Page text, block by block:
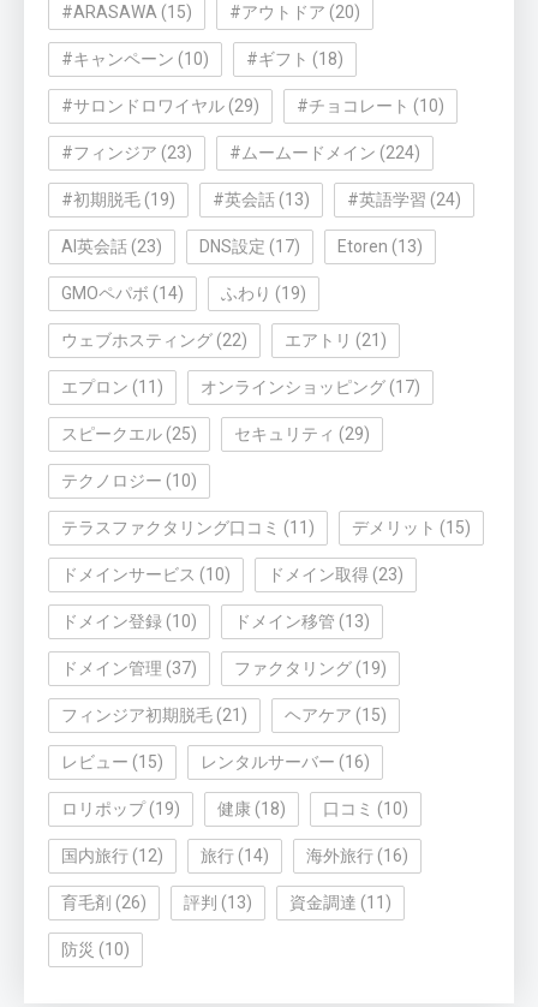
#ARASAWA (15) #アウトドア (20)
#キャンペーン (10) #ギフト (18)
#サロンドロワイヤル (29) #チョコレート (10)
#フィンジア (23) #ムームードメイン (224)
#初期脱毛 (19) #英会話 (13) #英語学習 (24)
AI英会話 (23) DNS設定 (17) Etoren (13)
GMOペパボ (14) ふわり (19)
ウェブホスティング (22) エアトリ (21)
エプロン (11) オンラインショッピング (17)
スピークエル (25) セキュリティ (29)
テクノロジー (10)
テラスファクタリング口コミ (11) デメリット (15)
ドメインサービス (10) ドメイン取得 (23)
ドメイン登録 (10) ドメイン移管 (13)
ドメイン管理 (37) ファクタリング (19)
フィンジア初期脱毛 (21) ヘアケア (15)
レビュー (15) レンタルサーバー (16)
ロリポップ(19) 健康 (18) 口コミ (10)
国内旅行 (12) 旅行 (14) 海外旅行 (16)
育毛剤 (26) 評判 (13) 資金調達 (11)
防災 (10)